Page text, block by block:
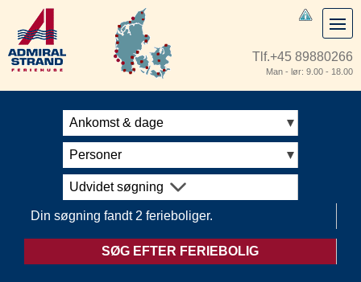
Tlf.+45 89880266
Man - lør: 9.00 - 18.00
Ankomst & dage
Personer
Udvidet søgning
Din søgning fandt 2 ferieboliger.
SØG EFTER FERIEBOLIG